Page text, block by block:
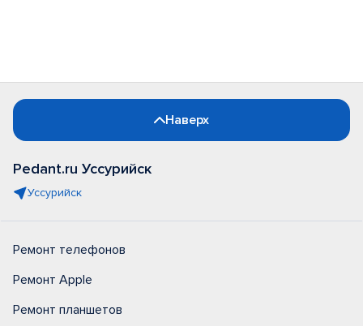
Наверх
Pedant.ru Уссурийск
Уссурийск
Ремонт телефонов
Ремонт Apple
Ремонт планшетов